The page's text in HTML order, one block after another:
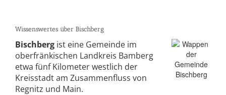
Wissenswertes über Bischberg
Bischberg ist eine Gemeinde im
oberfränkischen Landkreis Bamberg
etwa fünf Kilometer westlich der
Kreisstadt am Zusammenfluss von
Regnitz und Main.